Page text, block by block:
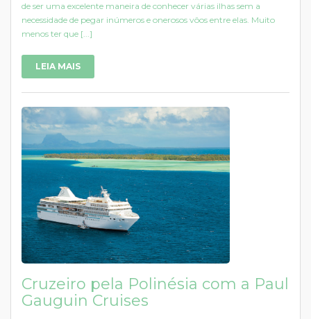
de ser uma excelente maneira de conhecer várias ilhas sem a
necessidade de pegar inúmeros e onerosos vôos entre elas. Muito
menos ter que [...]
LEIA MAIS
Cruzeiro pela Polinésia com a Paul
Gauguin Cruises